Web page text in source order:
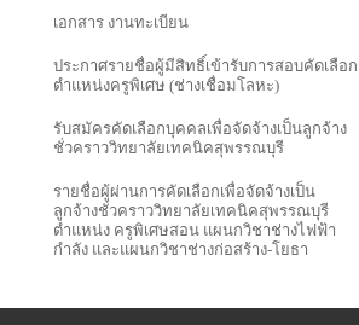
เอกสาร งานทะเบียน
ประกาศรายชื่อผู้มีสิทธิ์เข้ารับการสอบคัดเลือก
ตำแหน่งครูพิเศษ (ช่างเชื่อมโลหะ)
รับสมัครคัดเลือกบุคคลเพื่อจัดจ้างเป็นลูกจ้าง
ชั่วคราววิทยาลัยเทคนิคสุพรรณบุรี
รายชื่อผู้ผ่านการคัดเลือกเพื่อจัดจ้างเป็น
ลูกจ้างชั่วคราววิทยาลัยเทคนิคสุพรรณบุรี
ตำแหน่ง ครูพิเศษสอน แผนกวิชาช่างไฟฟ้า
กำลัง และแผนกวิชาช่างก่อสร้าง-โยธา